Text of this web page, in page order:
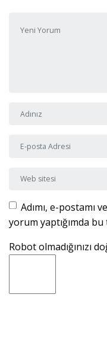
Adı ve Soyadı
E-posta Adresi
Web sitesi
Adımı, e-postamı
yorum yaptığımda bu
Robot olmadığınızı